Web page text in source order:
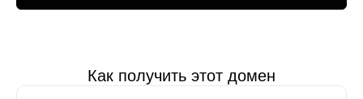
Как получить этот домен